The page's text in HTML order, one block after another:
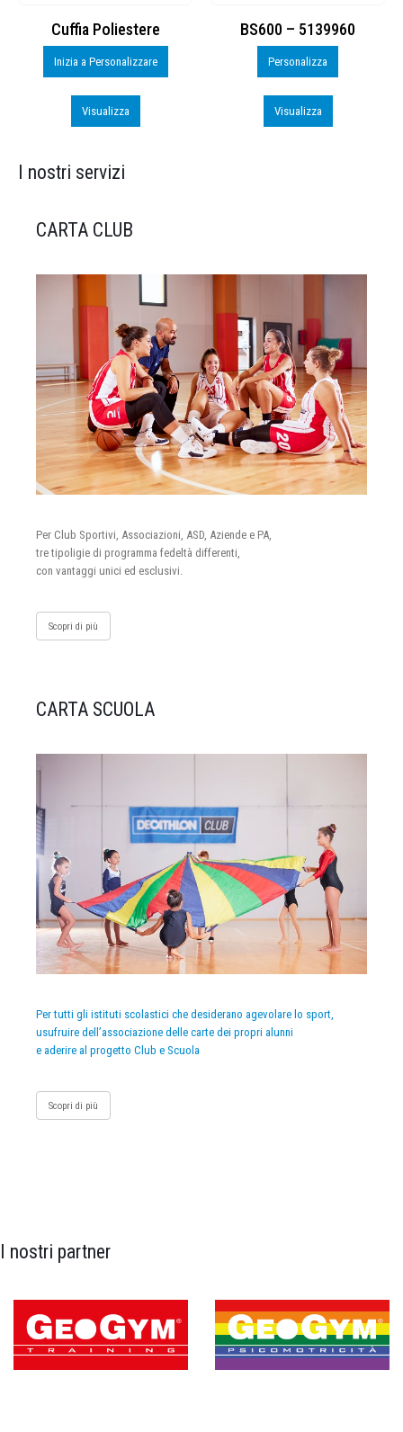
Cuffia Poliestere
Inizia a Personalizzare
Visualizza
BS600 – 5139960
Personalizza
Visualizza
I nostri servizi
CARTA CLUB
Per Club Sportivi, Associazioni, ASD, Aziende e PA,
tre tipoligie di programma fedeltà differenti,
con vantaggi unici ed esclusivi.
Scopri di più
CARTA SCUOLA
Per tutti gli istituti scolastici che desiderano agevolare lo sport,
usufruire dell’associazione delle carte dei propri alunni
e aderire al progetto Club e Scuola
Scopri di più
I nostri partner